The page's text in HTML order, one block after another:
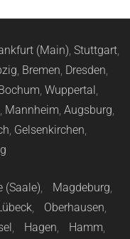
(Main), Stuttgart,
, Bremen, Dresden,
, Wuppertal,
, Mannheim, Augsburg,
, Gelsenkirchen,
(Saale), Magdeburg,
, Oberhausen,
, Hagen, Hamm,